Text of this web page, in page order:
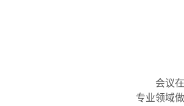
会议
专业领域